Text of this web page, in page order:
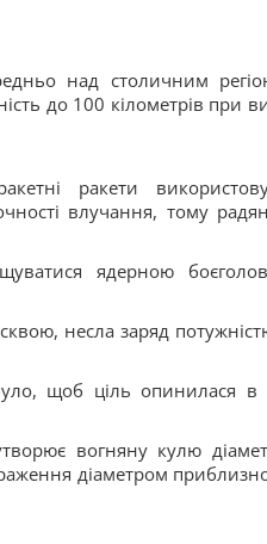
над столичним
до 100 кілометрів при
ракети
влучання, тому
ядерною
несла заряд
щоб ціль опинилася в
вогняну кулю
діаметром